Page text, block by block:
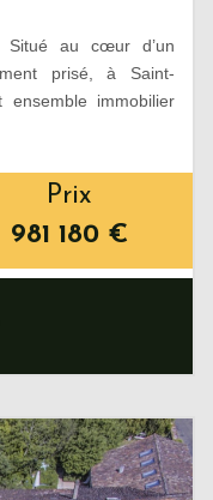
Situé au cœur d’un
prisé, à Saint-
ensemble immobilier
Prix
981 180 €